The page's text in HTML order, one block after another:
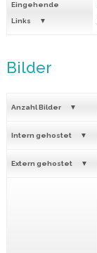
Eingehende
Links
Bilder
Anzahl Bilder
Intern gehostet
Extern gehostet